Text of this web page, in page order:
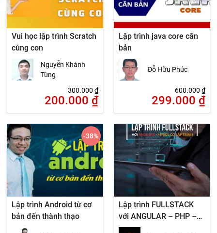
Vui học lập trình Scratch
cùng con
Nguyễn Khánh
Tùng
300.000₫
200.000 ₫
Lập trình java core căn
bản
Đỗ Hữu Phúc
600.000₫
299.000 ₫
Lập trình Android từ cơ
bản đến thành thạo
-38%
Lập trình FULLSTACK
với ANGULAR – PHP –
MYSQL